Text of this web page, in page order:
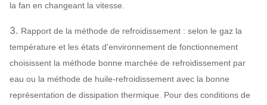
Ventilateur
centrifuge
Système
configuration
assigner
Roue à aubes
Enveloppe, cône
d'entrée d'air,
Amortisseur
d'entrée d'air
Q235, Q345,
SS304, SS316,
HG785, DB685…
la fan en changeant la vitesse.
3. Rapport de la méthode de refroidissement : selon le gaz la
température et les états d'environnement de fonctionnement
choisissent la méthode bonne marchée de refroidissement par
eau ou la méthode de huile-refroidissement avec la bonne
représentation de dissipation thermique. Pour des conditions de